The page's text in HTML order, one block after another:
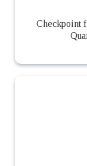
Checkpoint